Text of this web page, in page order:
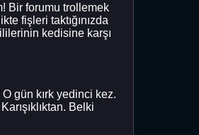
Bir forumu trollemek
fişleri taktığınızda
kedisine karşı
O gün kırk yedinci kez.
Belki